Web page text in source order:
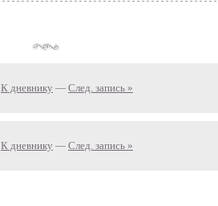
К дневнику — След. запись »
К дневнику — След. запись »